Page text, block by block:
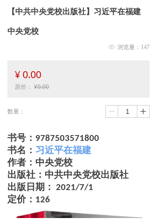
【中共中央党校出版社】习近平在福建
中央党校
ꁖ 浏览量： 147
书号： 9787503571800
书名 ： 习近平在福建
作者 ：中央党校
出版社：中共中央党校出版社
出版日期 ： 2021/7/1
定价：126
¥ 0.00
原价： ¥0.00
数量： ꄷ ꄸ